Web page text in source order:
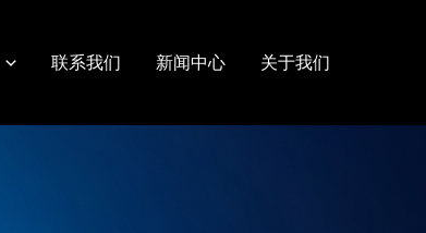
联系我们 新闻中心 关于我们